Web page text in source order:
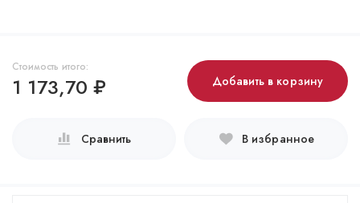
Стоимость итого:
1 173,70 ₽ Добавить в корзину
Сравнить В избранное